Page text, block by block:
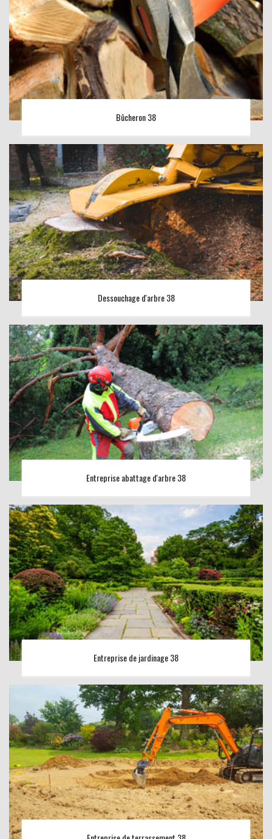
Bûcheron 38
Dessouchage d'arbre 38
Entreprise abattage d'arbre 38
Entreprise de jardinage 38